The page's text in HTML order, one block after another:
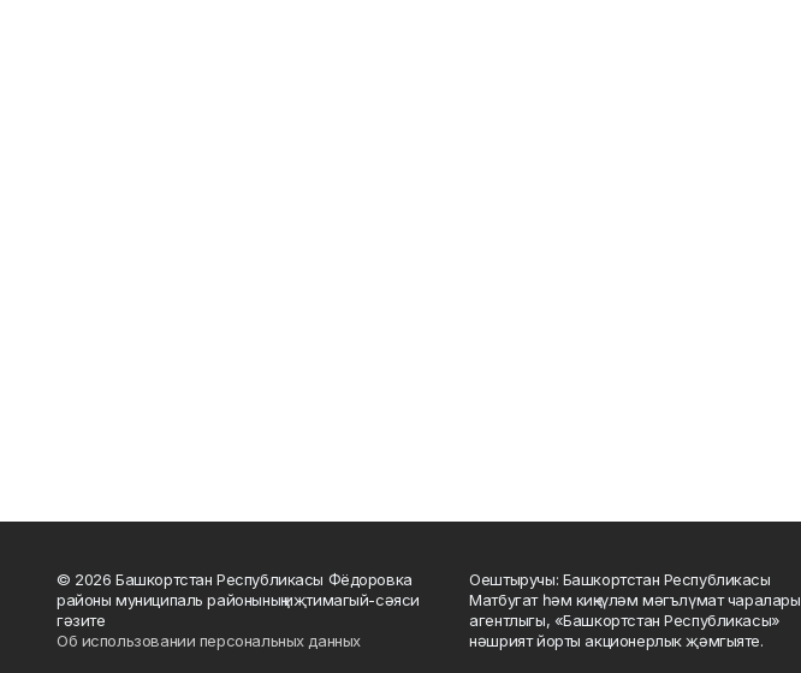
© 2026 Башкортстан Республикасы Фёдоровка
районы муниципаль районының иҗтимагый-сәяси
гәзите
Об использовании персональных данных
Оештыручы: Башкортстан Республикасы
Матбугат һәм киңкүләм мәгълүмат чаралары
агентлыгы, «Башкортстан Республикасы»
нәшрият йорты акционерлык җәмгыяте.